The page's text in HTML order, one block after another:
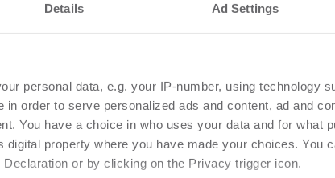
Details Ad Settings
personal data, e.g. your IP-number, using technology
order to serve personalized ads and content, ad and
You have a choice in who uses your data and for what
digital property where you have made your choices. You
or by clicking on the Privacy trigger icon.
Venture mit
Quartiers
Gründung eines Joint
des Münchener